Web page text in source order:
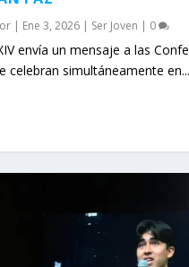
| Ene 3, 2026 | Ser Joven | 0
envía un mensaje a las
celebran simultáneamente en...